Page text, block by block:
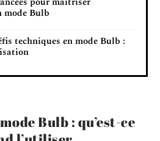
mode Bulb
techniques en mode Bulb :
Bulb : qu’est-ce